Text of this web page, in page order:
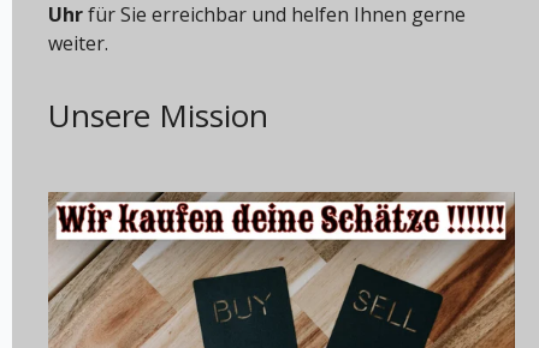
Uhrfür Sie erreichbar und helfen Ihnen gerne
weiter.
Unsere Mission